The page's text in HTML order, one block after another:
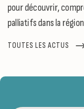
pour découvrir,
palliatifs dans la
TOUTES LES ACTUS